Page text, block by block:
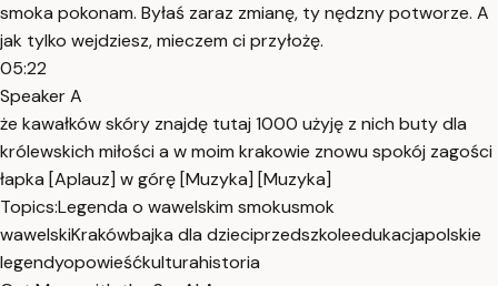
smoka pokonam. Byłaś zaraz zmianę, ty nędzny potworze. A
jak tylko wejdziesz, mieczem ci przyłożę.
05:22
Speaker A
że kawałków skóry znajdę tutaj 1000 użyję z nich buty dla
królewskich miłości a w moim krakowie znowu spokój zagości
łapka [Aplauz] w górę [Muzyka] [Muzyka]
Topics:Legenda o wawelskim smokusmok
wawelskiKrakówbajka dla dzieciprzedszkoleedukacjapolskie
legendyopowieśćkulturahistoria